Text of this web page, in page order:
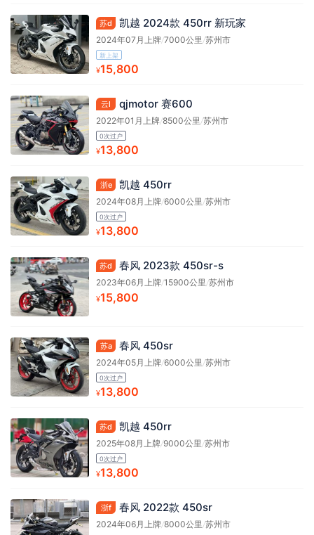
苏d 凯越 2024款 450rr 新玩家
2024年07月上牌/7000公里/苏州市
新上架
¥15,800
云l qjmotor 赛600
2022年01月上牌/8500公里/苏州市
0次过户
¥13,800
浙e 凯越 450rr
2024年08月上牌/6000公里/苏州市
0次过户
¥13,800
苏d 春风 2023款 450sr-s
2023年06月上牌/15900公里 /苏州市
¥15,800
苏a 春风 450sr
2024年05月上牌/6000公里 /苏州市
0次过户
¥13,800
苏d 凯越 450rr
2025年08月上牌/9000公里 /苏州市
0次过户
¥13,800
浙f 春风 2022款 450sr
2024年06月上牌/8000公里 /苏州市